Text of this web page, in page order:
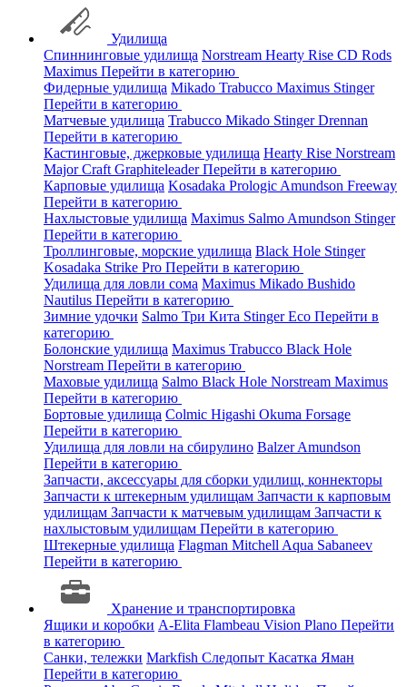
Удилища
Спиннинговые удилища Norstream Hearty Rise CD Rods
Maximus Перейти в категорию
Фидерные удилища Mikado Trabucco Maximus Stinger
Перейти в категорию
Матчевые удилища Trabucco Mikado StingerDrennan
Перейти в категорию
Кастинговые, джерковые удилища Hearty Rise Norstream
Major Craft GraphiteleaderПерейти в категорию
Карповые удилища Kosadaka Prologic Amundson Freeway
Перейти в категорию
Нахлыстовые удилища Maximus Salmo Amundson Stinger
Перейти в категорию
Троллинговые, морские удилища Black Hole Stinger
Kosadaka Strike Pro Перейти в категорию
Удилища для ловли сома Maximus Mikado Bushido
Nautilus Перейти в категорию
Зимние удочки Salmo Три Кита StingerEco Перейти в
категорию
Болонские удилища Maximus Trabucco Black Hole
Norstream Перейти в категорию
Маховые удилища Salmo Black Hole Norstream Maximus
Перейти в категорию
Бортовые удилища Colmic Higashi Okuma Forsage
Перейти в категорию
Удилища для ловли на сбирулино BalzerAmundson
Перейти в категорию
Запчасти, аксессуары для сборки удилищ, коннекторы
Запчасти к штекерным удилищам Запчасти к карповым
удилищам Запчасти к матчевым удилищам Запчасти к
нахлыстовым удилищам Перейти в категорию
Штекерные удилища Flagman Mitchell Aqua Sabaneev
Перейти в категорию
Хранение и транспортировка
Ящики и коробки A-Elita Flambeau Vision Plano Перейти
в категорию
Санки, тележки Markfish Следопыт Касатка Яман
Перейти в категорию